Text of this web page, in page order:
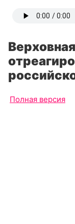
Полная версия